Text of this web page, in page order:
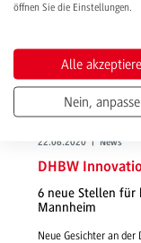
22.06.2020 | News
DHBW
6 neue Stellen für
Mannheim
Neue Gesichter an der
öffnen Sie die Einstellungen.
Alle
Nein,